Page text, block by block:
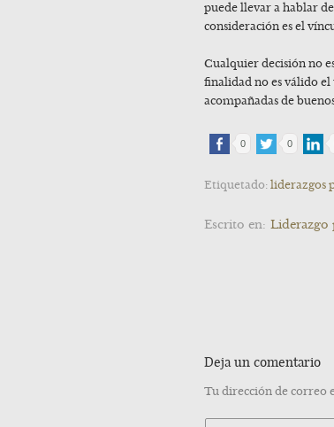
puede llevar a hablar
consideración es el
Cualquier decisión no
finalidad no es válido
acompañadas de
0 0
Etiquetado: liderazgos
Escrito en: Liderazgo
Deja un comentario
Tu dirección de correo